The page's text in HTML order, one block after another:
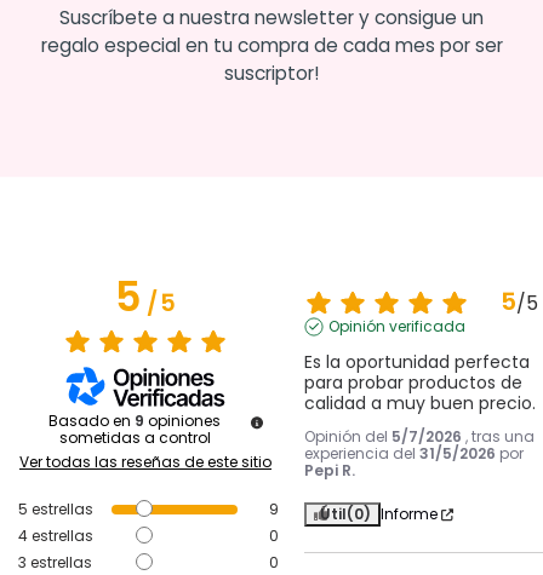
Suscríbete a nuestra newsletter y consigue un
regalo especial en tu compra de cada mes por ser
suscriptor!
5/5
Basado en 9 opiniones
sometidas a control
Ver todas las reseñas de este sitio
5 estrellas
9
4estrellas
0
3 estrellas
0
5/5
Opinión verificada
Es la oportunidad perfecta
para probar productos de
calidad a muy buen precio.
Opinión del 5/7/2026 , tras una
experiencia del 31/5/2026 por
Pepi R.
Útil(0) Informe